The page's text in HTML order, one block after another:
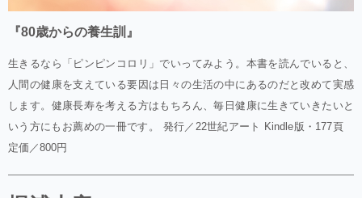
『80歳からの養生訓』
生きるなら「ピンピンコロリ」でいってみよう。本書を読んでいると、
人間の健康を支えている要因は日々の生活の中にあるのだと改めて実感
します。健康長寿を考える方はもちろん、毎日健康に生きていきたいと
いう方にもお薦めの一冊です。 発行／22世紀アート Kindle版・177頁
定価／800円